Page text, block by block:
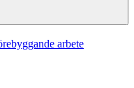
arbete